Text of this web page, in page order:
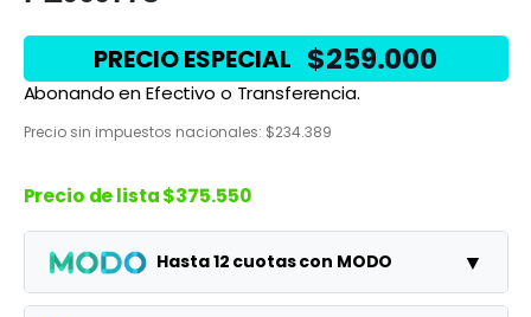
PRECIO ESPECIAL $259.000
Abonando en Efectivo o Transferencia.
Precio sin impuestos nacionales: $234.389
Precio de lista$375.550
Hasta 12 cuotas con MODO ▼